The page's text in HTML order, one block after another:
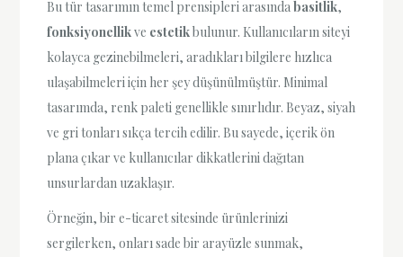
Bu tür tasarımın temel prensipleri arasındabasitlik,
fonksiyonellikve estetikbulunur. Kullanıcıların siteyi
kolayca gezinebilmeleri, aradıkları bilgilere hızlıca
ulaşabilmeleri için her şey düşünülmüştür. Minimal
tasarımda, renk paleti genellikle sınırlıdır. Beyaz, siyah
ve gri tonları sıkça tercih edilir. Bu sayede, içerik ön
plana çıkar ve kullanıcılar dikkatlerini dağıtan
unsurlardan uzaklaşır.
Örneğin, bir e-ticaret sitesinde ürünlerinizi
sergilerken, onları sade bir arayüzle sunmak,